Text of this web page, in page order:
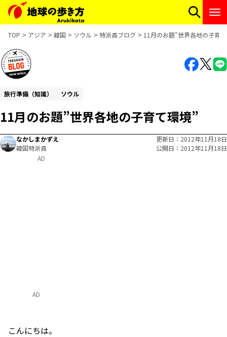
TOP アジア 韓国 ソウル 特派員ブログ 11月のお題”世界各地の子育
旅行準備（知識） ソウル
11月のお題”世界各地の子育て環境”
なかしまかずえ
韓国特派員
更新日
2012年11月18日
公開日
2012年11月18日
AD
こんにちは。
AD